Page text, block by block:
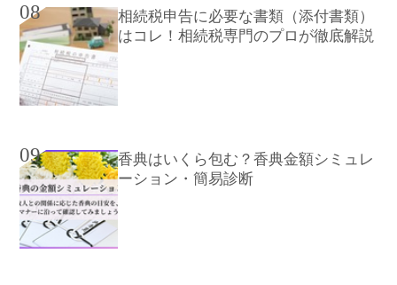
08
相続税申告に必要な書類（添付書類）
はコレ！相続税専門のプロが徹底解説
09
香典はいくら包む？香典金額シミュレ
ーション・簡易診断